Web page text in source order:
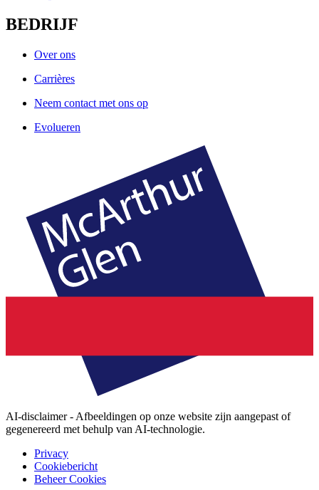
BEDRIJF
Over ons
Carrières
Neem contact met ons op
Evolueren
AI-disclaimer - Afbeeldingen op onze website zijn aangepast of
gegenereerd met behulp van AI-technologie.
Privacy
Cookiebericht
Beheer Cookies